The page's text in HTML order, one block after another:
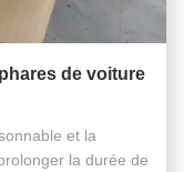
de voiture
et la
la durée de